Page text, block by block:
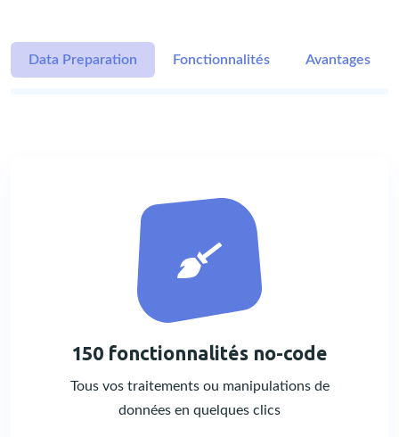
Data Preparation Fonctionnalités Avantages
150 fonctionnalités no-code
Tous vos traitements ou manipulations de
données en quelques clics